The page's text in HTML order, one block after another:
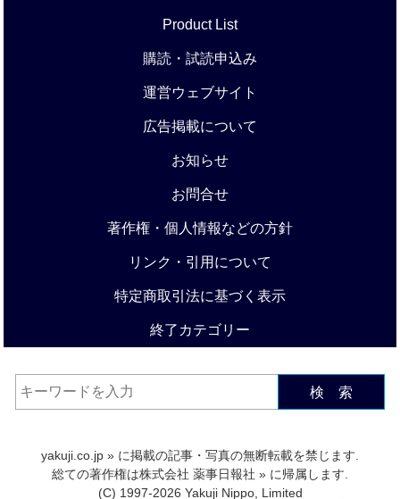
Product List
購読・試読申込み
運営ウェブサイト
広告掲載について
お知らせ
お問合せ
著作権・個人情報などの方針
リンク・引用について
特定商取引法に基づく表示
終了カテゴリー
検 索
yakuji.co.jp » に掲載の記事・写真の無断転載を禁じます.
総ての著作権は株式会社 薬事日報社 » に帰属します.
(C) 1997-2026 Yakuji Nippo, Limited